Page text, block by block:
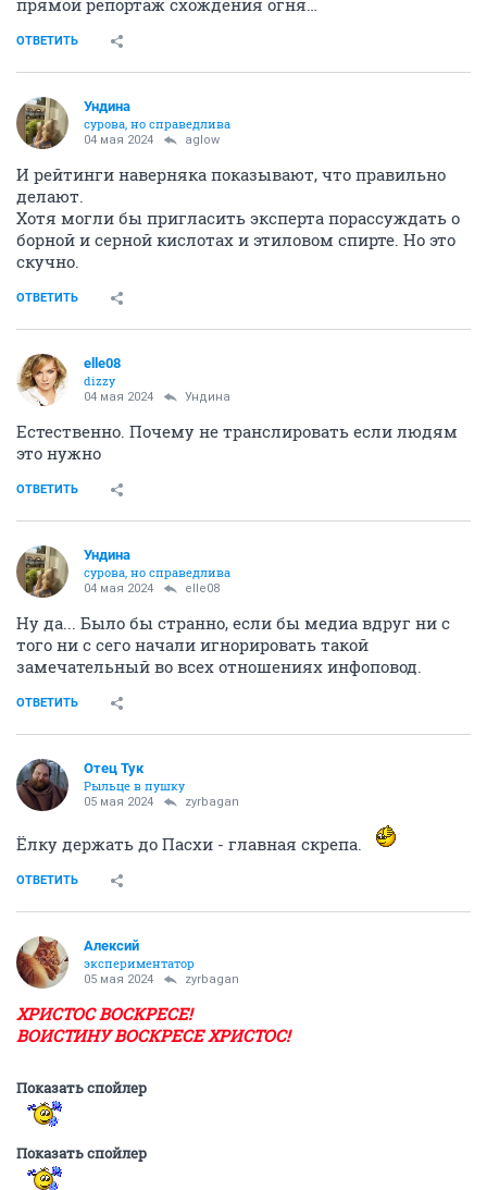
ОТВЕТИТЬ
Ундинa
сурова, но справедлива
04 мая 2024 aglow
И рейтинги наверняка показывают, что правильно
делают.
Хотя могли бы пригласить эксперта порассуждать о
борной и серной кислотах и этиловом спирте. Но это
скучно.
ОТВЕТИТЬ
elle08
dizzy
04 мая 2024 Ундинa
Естественно. Почему не транслировать если людям
это нужно
ОТВЕТИТЬ
Ундинa
сурова, но справедлива
04 мая 2024 elle08
Ну да... Было бы странно, если бы медиа вдруг ни с
того ни с сего начали игнорировать такой
замечательный во всех отношениях инфоповод.
ОТВЕТИТЬ
Отец Тук
Рыльце в пушку
05 мая 2024 zyrbagan
Ёлку держать до Пасхи - главная скрепа.
ОТВЕТИТЬ
Алексий
экспериментатор
05 мая 2024 zyrbagan
ХРИСТОС ВОСКРЕСЕ!
ВОИСТИНУ ВОСКРЕСЕ ХРИСТОС!
Показать спойлер
Показать спойлер